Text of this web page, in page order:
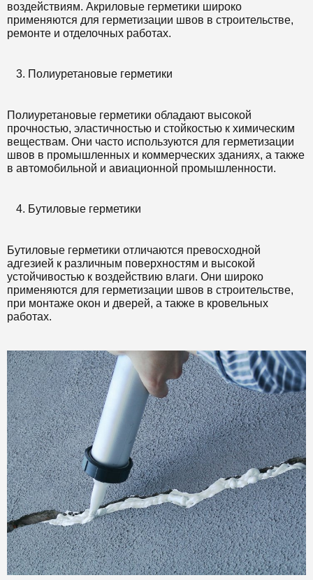
воздействиям. Акриловые герметики широко
применяются для герметизации швов в строительстве,
ремонте и отделочных работах.
Полиуретановые герметики
Полиуретановые герметики обладают высокой
прочностью, эластичностью и стойкостью к химическим
веществам. Они часто используются для герметизации
швов в промышленных и коммерческих зданиях, а также
в автомобильной и авиационной промышленности.
Бутиловые герметики
Бутиловые герметики отличаются превосходной
адгезией к различным поверхностям и высокой
устойчивостью к воздействию влаги. Они широко
применяются для герметизации швов в строительстве,
при монтаже окон и дверей, а также в кровельных
работах.